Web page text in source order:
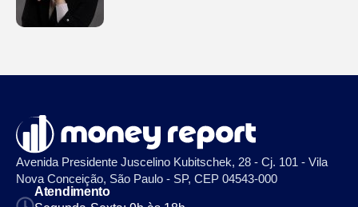
Avenida Presidente Juscelino Kubitschek, 28 - Cj. 101 - Vila
Nova Conceição, São Paulo - SP, CEP 04543-000
Atendimento